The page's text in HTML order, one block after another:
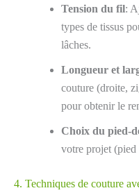
Tension du fil:
types de tissus
lâches.
Longueur et
couture (droite,
pour obtenir le
Choix du pied-
votre projet (pied
4. Techniques de couture